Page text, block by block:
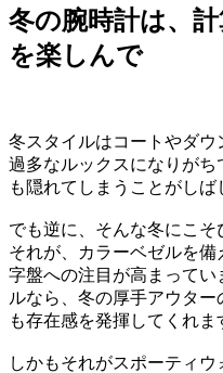
冬の腕時計は、
を楽しんで
冬スタイルはコートやダ
過多なルックスになりが
も隠れてしまうことがしば
でも逆に、そんな冬にこそ
それが、カラーベゼルを
字盤への注目が高まって
ルなら、冬の厚手アウタ
も存在感を発揮してくれま
しかもそれがスポーティ